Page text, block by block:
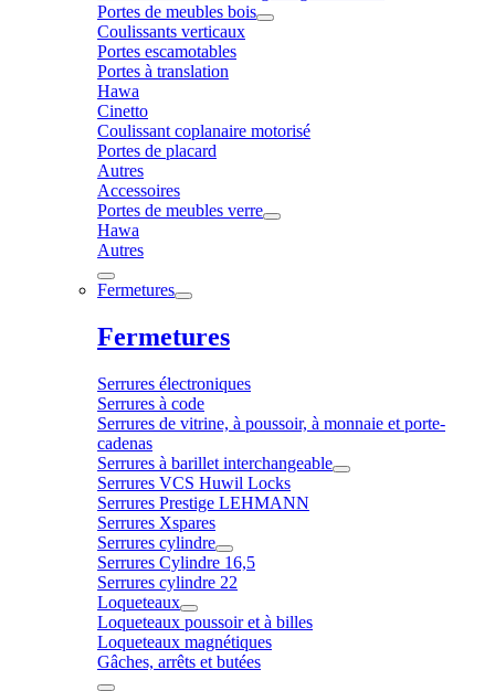
Portes de meubles bois
Coulissants verticaux
Portes escamotables
Portes à translation
Hawa
Cinetto
Coulissant coplanaire motorisé
Portes de placard
Autres
Accessoires
Portes de meubles verre
Hawa
Autres
Fermetures
Fermetures
Serrures électroniques
Serrures à code
Serrures de vitrine, à poussoir, à monnaie et porte-
cadenas
Serrures à barillet interchangeable
Serrures VCS Huwil Locks
Serrures Prestige LEHMANN
Serrures Xspares
Serrures cylindre
Serrures Cylindre 16,5
Serrures cylindre 22
Loqueteaux
Loqueteaux poussoir et à billes
Loqueteaux magnétiques
Gâches, arrêts et butées